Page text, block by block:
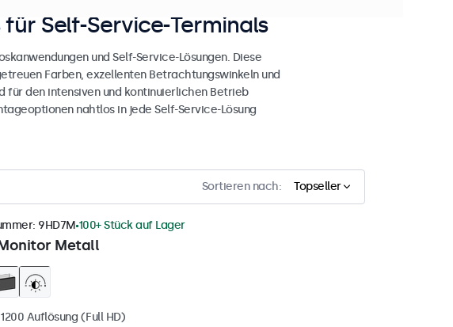
Self-Service-Terminals
und Self-Service-Lösungen. Diese
Farben, exzellenten Betrachtungswinkeln und
für den intensiven und kontinuierlichen Betrieb
nahtlos in jede Self-Service-Lösung
Sortieren nach: Topseller
Metall
9HD7M 100+ Stück auf Lager
Auflösung (Full HD)